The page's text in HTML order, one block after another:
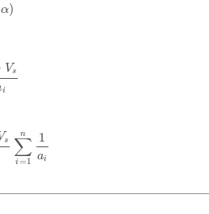
α)
Vs
i
sna
s ∑
i =1
n 1
ai
s n∑ i =1n